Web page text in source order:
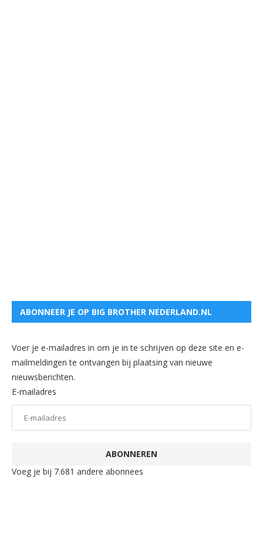
ABONNEER JE OP BIG BROTHER NEDERLAND.NL
Voer je e-mailadres in om je in te schrijven op deze site en e-
mailmeldingen te ontvangen bij plaatsing van nieuwe
nieuwsberichten.
E-mailadres
ABONNEREN
Voeg je bij 7.681 andere abonnees